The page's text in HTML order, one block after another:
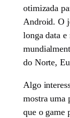
otimizada
Android. O
longa data
do Norte,
Algo
mostra uma
que o game